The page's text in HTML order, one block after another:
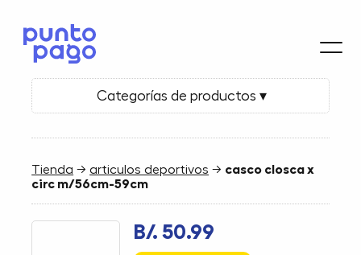
Categorías de productos ▾
Tienda →articulos deportivos → casco closca x
circ m/56cm-59cm
B/. 50.99